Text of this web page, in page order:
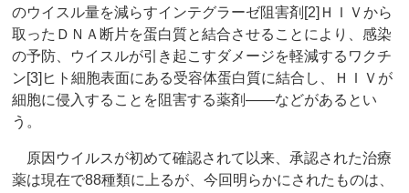
のウイスル量を減らすインテグラーゼ阻害剤[2]ＨＩＶから
取ったＤＮＡ断片を蛋白質と結合させることにより、感染
の予防、ウイスルが引き起こすダメージを軽減するワクチ
ン[3]ヒト細胞表面にある受容体蛋白質に結合し、ＨＩＶが
細胞に侵入することを阻害する薬剤――などがあるとい
う。
原因ウイルスが初めて確認されて以来、承認された治療
薬は現在で88種類に上るが、今回明らかにされたものは、